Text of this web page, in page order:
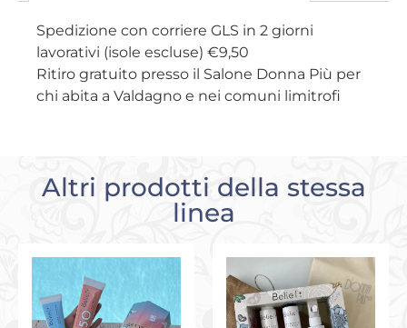
Spedizione con corriere GLS in 2 giorni
lavorativi (isole escluse) €9,50
Ritiro gratuito presso il Salone Donna Più per
chi abita a Valdagno e nei comuni limitrofi
Altri prodotti della stessa
linea